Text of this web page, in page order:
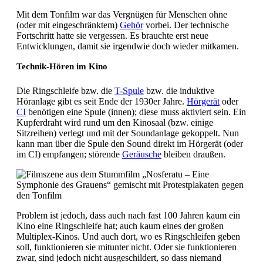
Mit dem Tonfilm war das Vergnügen für Menschen ohne
(oder mit eingeschränktem) Gehörvorbei. Der technische
Fortschritt hatte sie vergessen. Es brauchte erst neue
Entwicklungen, damit sie irgendwie doch wieder mitkamen.
Technik-Hören im Kino
Die Ringschleife bzw. die T-Spule bzw. die induktive
Höranlage gibt es seit Ende der 1930er Jahre. Hörgerät oder
CI benötigen eine Spule (innen); diese muss aktiviert sein. Ein
Kupferdraht wird rund um den Kinosaal (bzw. einige
Sitzreihen) verlegt und mit der Soundanlage gekoppelt. Nun
kann man über die Spule den Sound direkt im Hörgerät (oder
im CI) empfangen; störende Geräusche bleiben draußen.
Problem ist jedoch, dass auch nach fast 100 Jahren kaum ein
Kino eine Ringschleife hat; auch kaum eines der großen
Multiplex-Kinos. Und auch dort, wo es Ringschleifen geben
soll, funktionieren sie mitunter nicht. Oder sie funktionieren
zwar, sind jedoch nicht ausgeschildert, so dass niemand